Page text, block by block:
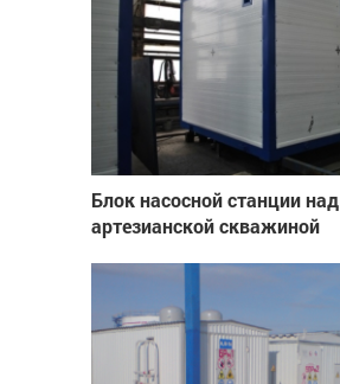
Блок насосной станции над
артезианской скважиной